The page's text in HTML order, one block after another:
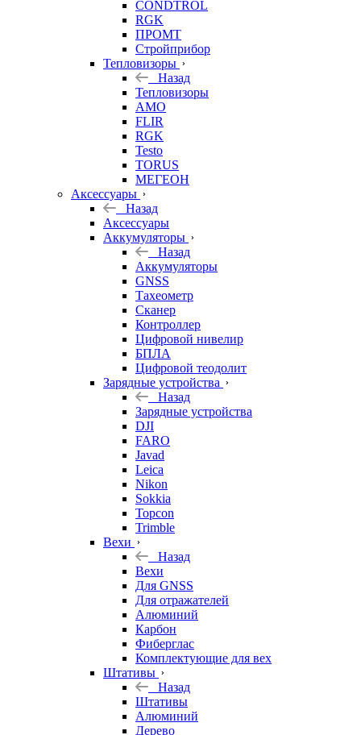
CONDTROL
RGK
ПРОМТ
Стройприбор
Тепловизоры
Назад
Тепловизоры
AMO
FLIR
RGK
Testo
TORUS
МЕГЕОН
Аксессуары
Назад
Аксессуары
Аккумуляторы
Назад
Аккумуляторы
GNSS
Тахеометр
Сканер
Контроллер
Цифровой нивелир
БПЛА
Цифровой теодолит
Зарядные устройства
Назад
Зарядные устройства
DJI
FARO
Javad
Leica
Nikon
Sokkia
Topcon
Trimble
Вехи
Назад
Вехи
Для GNSS
Для отражателей
Алюминий
Карбон
Фиберглас
Комплектующие для вех
Штативы
Назад
Штативы
Алюминий
Дерево